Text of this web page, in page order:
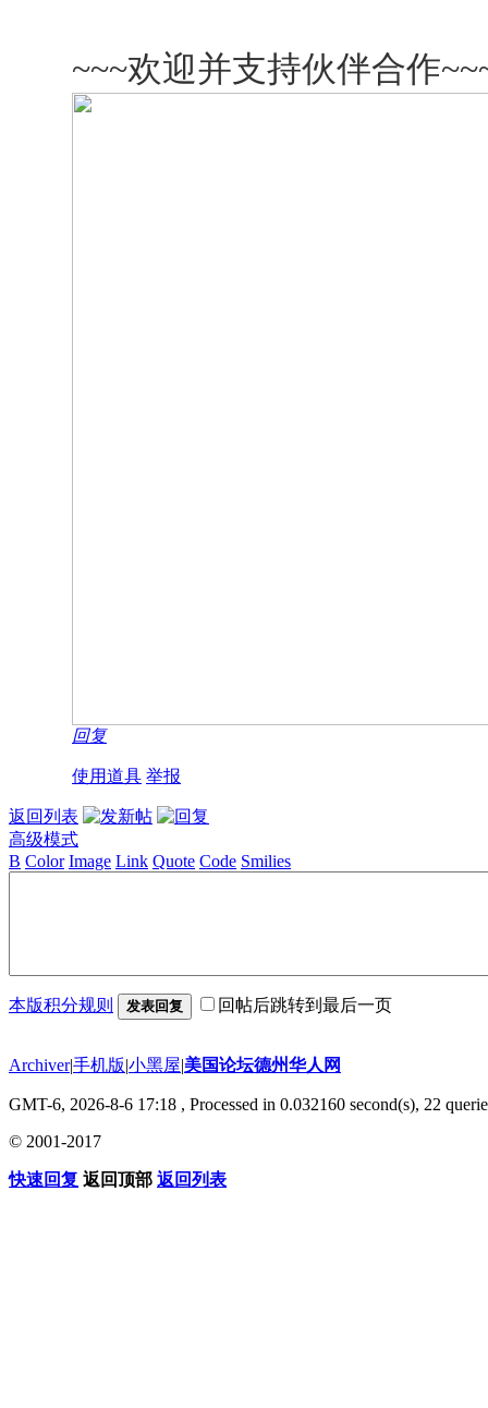
~~~欢迎并支持伙伴合作
回复
使用道具 举报
返回列表
高级模式
B Color Image Link Quote Code Smilies
本版积分规则 发表回复 回帖后跳转到最后一页
Archiver|手机版|小黑屋|美国论坛德州华人网
GMT-6, 2026-8-6 17:18 , Processed in 0.032160 second(s), 22
© 2001-2017
快速回复 返回顶部 返回列表